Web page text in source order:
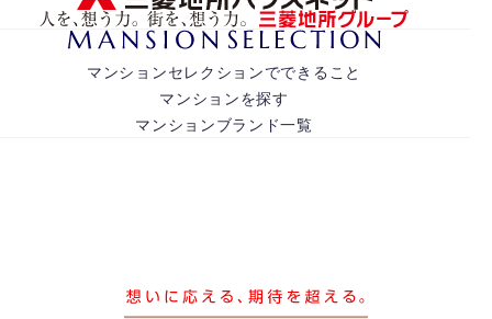
マンションセレクションでできること
マンションを探す
マンションブランド一覧